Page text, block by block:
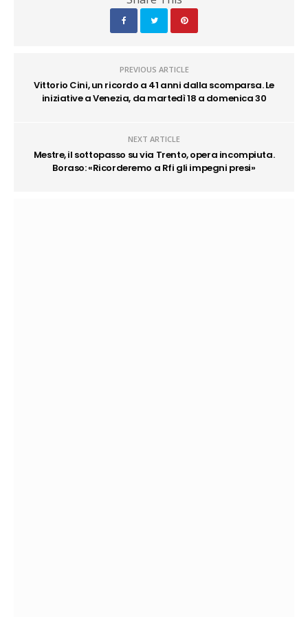
PREVIOUS ARTICLE
Vittorio Cini, un ricordo a 41 anni dalla scomparsa. Le
iniziative a Venezia, da martedì 18 a domenica 30
NEXT ARTICLE
Mestre, il sottopasso su via Trento, opera incompiuta.
Boraso: «Ricorderemo a Rfi gli impegni presi»